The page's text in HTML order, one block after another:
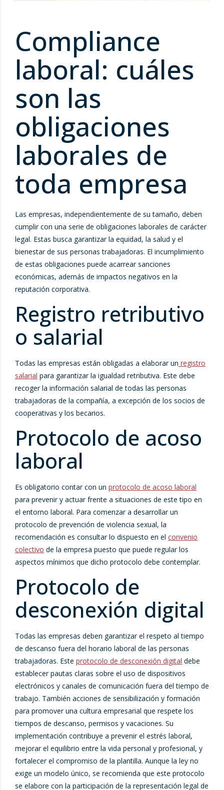
Compliance
laboral: cuáles
son las
obligaciones
laborales de
toda empresa
Las empresas, independientemente de su tamaño, deben
cumplir con una serie de obligaciones laborales de carácter
legal. Estas busca garantizar la equidad, la salud y el
bienestar de sus personas trabajadoras. El incumplimiento
de estas obligaciones puede acarrear sanciones
económicas, además de impactos negativos en la
reputación corporativa.
Registro retributivo
o salarial
Todas las empresas están obligadas a elaborar un registro
salarial para garantizar la igualdad retributiva. Este debe
recoger la información salarial de todas las personas
trabajadoras de la compañía, a excepción de los socios de
cooperativas y los becarios.
Protocolo de acoso
laboral
Es obligatorio contar con un protocolo de acoso laboral
para prevenir y actuar frente a situaciones de este tipo en
el entorno laboral. Para comenzar a desarrollar un
protocolo de prevención de violencia sexual, la
recomendación es consultar lo dispuesto en el convenio
colectivo de la empresa puesto que puede regular los
aspectos mínimos que dicho protocolo debe contemplar.
Protocolo de
desconexión digital
Todas las empresas deben garantizar el respeto al tiempo
de descanso fuera del horario laboral de las personas
trabajadoras. Este protocolo de desconexión digital debe
establecer pautas claras sobre el uso de dispositivos
electrónicos y canales de comunicación fuera del tiempo de
trabajo. También acciones de sensibilización y formación
para promover una cultura empresarial que respete los
tiempos de descanso, permisos y vacaciones. Su
implementación contribuye a prevenir el estrés laboral,
mejorar el equilibrio entre la vida personal y profesional, y
fortalecer el compromiso de la plantilla. Aunque la ley no
exige un modelo único, se recomienda que este protocolo
se elabore con la participación de la representación legal de